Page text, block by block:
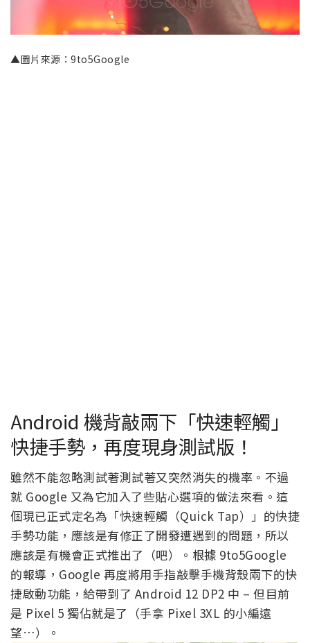
▲圖片來源：9to5Google
Android 機背敲兩下「快速輕觸」
快捷手勢，再度現身測試版！
雖然不能忽略測試著測試著又突然消失的機率。不過
就 Google 又為它加入了些貼心選項的做法來看。這
個現已正式定名為「快速輕觸（Quick Tap）」的快捷
手勢功能，應該是有修正了開發遭遇到的問題，所以
應該是有機會正式推出了（吧）。根據 9to5Google
的報導，Google 再度將用手指敲擊手機背殼兩下的快
捷啟動功能，給帶到了 Android 12 DP2 中 – 但目前
是 Pixel 5 獨佔就是了（手拿 Pixel 3XL 的小編遠
望…）。